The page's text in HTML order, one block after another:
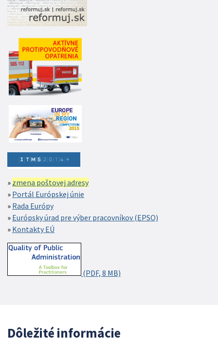
zmena poštovej adresy
Portál Európskej únie
Rada Európy
Európsky úrad pre výber pracovníkov (EPSO)
Kontakty EÚ
(PDF, 8 MB)
Dôležité informácie